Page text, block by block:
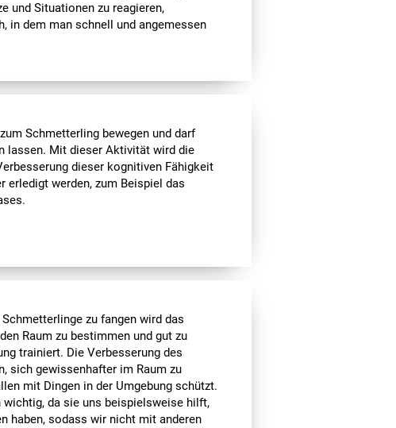
und Situationen zu reagieren,
in dem man schnell und angemessen
Schmetterling bewegen und darf
lassen. Mit dieser Aktivität wird die
dieser kognitiven Fähigkeit
erledigt werden, zum Beispiel das
zu fangen wird das
Raum zu bestimmen und gut zu
trainiert. Die Verbesserung des
sich gewissenhafter im Raum zu
mit Dingen in der Umgebung schützt.
da sie uns beispielsweise hilft,
haben, sodass wir nicht mit anderen